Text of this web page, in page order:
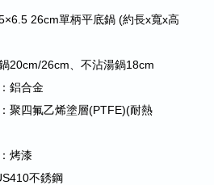
26cm單柄平底鍋 (約長x寬x高
20cm/26cm、不沾湯鍋18cm
鋁合金
聚四氟乙烯塗層(PTFE)(耐熱
烤漆
不銹鋼